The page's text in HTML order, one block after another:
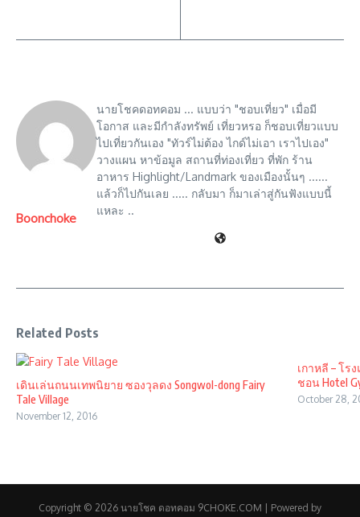
Boonchoke
นายโชคดอทคอม ... แบบว่า "ชอบเที่ยว" เมื่อมี
โอกาส และมีกำลังทรัพย์ เที่ยวหรอ ก็ชอบเที่ยวแบบ
ไปเที่ยวกันเอง "ทัวร์ไม่ต้อง ไกด์ไม่เอา เราไปเอง"
วางแผน หาข้อมูล สถานที่ท่องเที่ยว ที่พัก ร้าน
อาหาร Highlight/Landmark ของเมืองนั้นๆ ......
แล้วก็ไปกันเลย ..... กลับมา ก็มาเล่าสู่กันฟังแบบนี้
แหละ ..
Related Posts
เดินเล่นถนนเทพนิยาย ซองวุลดง Songwol-dong Fairy
Tale Village
November 12, 2016
เกาหลี – โร
ชอน Hotel
October 28,
Copyright © 2026 นายโชค ดอทคอม 9CHOKE.COM | Powered by